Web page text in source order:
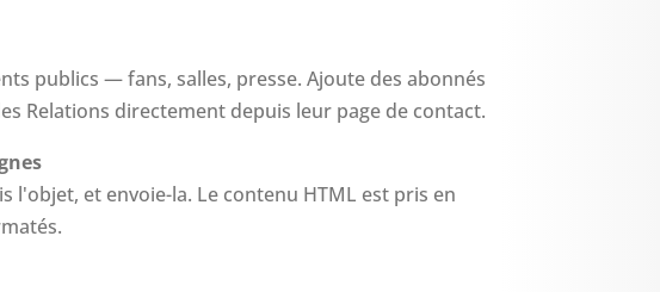
publics — fans, salles, presse. Ajoute des abonnés
Relations directement depuis leur page de contact.
l'objet, et envoie-la. Le contenu HTML est pris en